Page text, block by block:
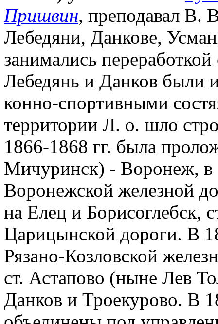
Пришвин, преподавал В.
Лебедяни, Данкове,
занимались
Лебедянь и Данков были
конно-спортивными
территории Л. о. шло
1866-1868 гг. была
Мичуринск) - Воронеж, в
Воронежской железной
на Елец и Борисоглебск,
Царицынской дороги. В
Рязано-Козловской
ст. Астапово (ныне Лев
Данков и Троекурово. В